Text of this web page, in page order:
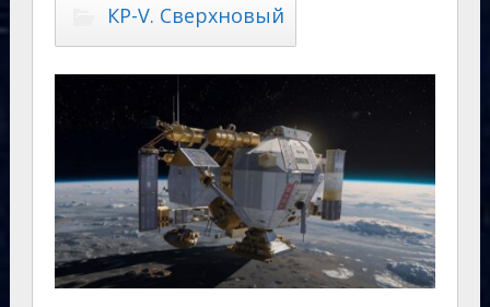
КР-V. Сверхновый